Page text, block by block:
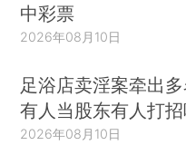
中彩票
2026年08月10日
足浴店卖淫案牵出
有人当股东有人打
2026年08月10日